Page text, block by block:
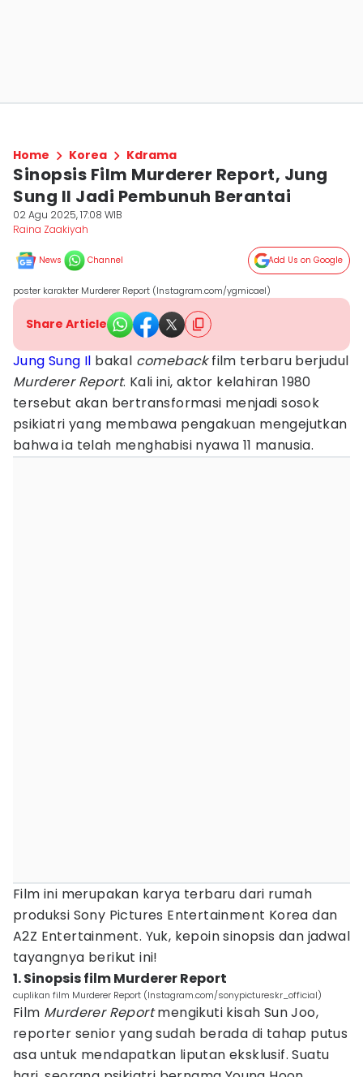
Home Korea Kdrama
Sinopsis Film Murderer Report, Jung
Sung Il Jadi Pembunuh Berantai
02 Agu 2025, 17:08 WIB
Raina Zaakiyah
News Channel Add Us on Google
poster karakter Murderer Report (Instagram.com/ygmicael)
Share Article
Jung Sung Il bakal comebackfilm terbaru berjudul
Murderer Report. Kali ini, aktor kelahiran 1980
tersebut akan bertransformasi menjadi sosok
psikiatri yang membawa pengakuan mengejutkan
bahwa ia telah menghabisi nyawa 11 manusia.
Film ini merupakan karya terbaru dari rumah
produksi Sony Pictures Entertainment Korea dan
A2Z Entertainment. Yuk, kepoin sinopsis dan jadwal
tayangnya berikut ini!
1. Sinopsis film Murderer Report
cuplikan film Murderer Report (Instagram.com/sonypictureskr_official)
Film Murderer Reportmengikuti kisah Sun Joo,
reporter senior yang sudah berada di tahap putus
asa untuk mendapatkan liputan eksklusif. Suatu